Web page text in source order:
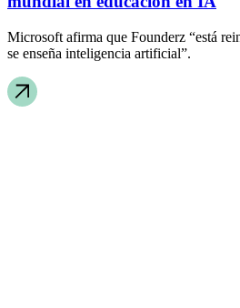
Microsoft afirma que Founderz “está
se enseña inteligencia artificial”.